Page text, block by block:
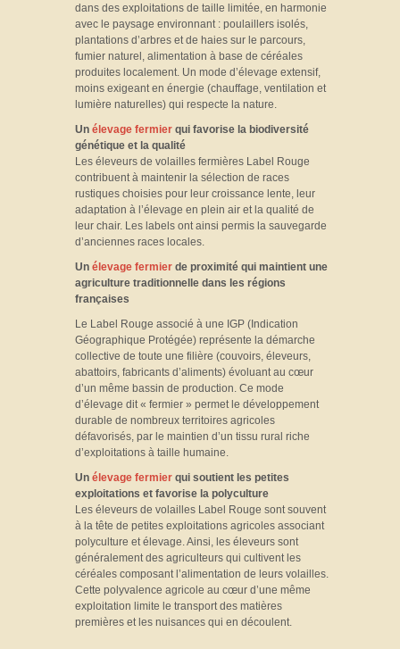
dans des exploitations de taille limitée, en harmonie
avec le paysage environnant : poulaillers isolés,
plantations d’arbres et de haies sur le parcours,
fumier naturel, alimentation à base de céréales
produites localement. Un mode d’élevage extensif,
moins exigeant en énergie (chauffage, ventilation et
lumière naturelles) qui respecte la nature.
Un élevage fermier qui favorise la biodiversité
génétique et la qualité
Les éleveurs de volailles fermières Label Rouge
contribuent à maintenir la sélection de races
rustiques choisies pour leur croissance lente, leur
adaptation à l’élevage en plein air et la qualité de
leur chair. Les labels ont ainsi permis la sauvegarde
d’anciennes races locales.
Un élevage fermier de proximité qui maintient une
agriculture traditionnelle dans les régions
françaises
Le Label Rouge associé à une IGP (Indication
Géographique Protégée) représente la démarche
collective de toute une filière (couvoirs, éleveurs,
abattoirs, fabricants d’aliments) évoluant au cœur
d’un même bassin de production. Ce mode
d’élevage dit « fermier » permet le développement
durable de nombreux territoires agricoles
défavorisés, par le maintien d’un tissu rural riche
d’exploitations à taille humaine.
Un élevage fermier qui soutient les petites
exploitations et favorise la polyculture
Les éleveurs de volailles Label Rouge sont souvent
à la tête de petites exploitations agricoles associant
polyculture et élevage. Ainsi, les éleveurs sont
généralement des agriculteurs qui cultivent les
céréales composant l’alimentation de leurs volailles.
Cette polyvalence agricole au cœur d’une même
exploitation limite le transport des matières
premières et les nuisances qui en découlent.